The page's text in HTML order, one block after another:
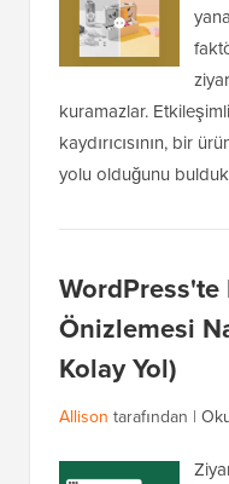
kuramazlar.
kaydırıcısının, bir
yolu olduğunu
WordPress'te
Önizlemesi
Kolay Yol)
Allison tarafından |